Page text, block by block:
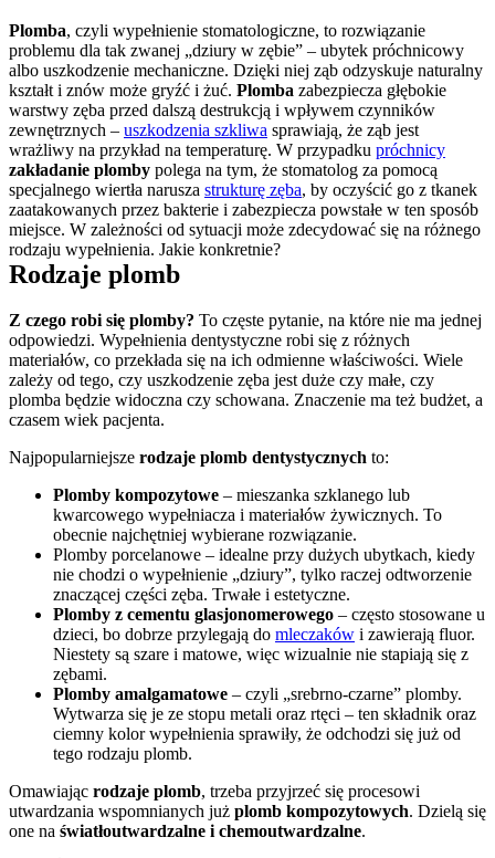
Plomba, czyli wypełnienie stomatologiczne, to rozwiązanie
problemu dla tak zwanej „dziury w zębie” – ubytek próchnicowy
albo uszkodzenie mechaniczne. Dzięki niej ząb odzyskuje naturalny
kształt i znów może gryźć i żuć. Plomba zabezpiecza głębokie
warstwy zęba przed dalszą destrukcją i wpływem czynników
zewnętrznych – uszkodzenia szkliwa sprawiają, że ząb jest
wrażliwy na przykład na temperaturę. W przypadku próchnicy
zakładanie plomby polega na tym, że stomatolog za pomocą
specjalnego wiertła narusza strukturę zęba, by oczyścić go z tkanek
zaatakowanych przez bakterie i zabezpiecza powstałe w ten sposób
miejsce. W zależności od sytuacji może zdecydować się na różnego
rodzaju wypełnienia. Jakie konkretnie?
Rodzaje plomb
Z czego robi się plomby? To częste pytanie, na które nie ma jednej
odpowiedzi. Wypełnienia dentystyczne robi się z różnych
materiałów, co przekłada się na ich odmienne właściwości. Wiele
zależy od tego, czy uszkodzenie zęba jest duże czy małe, czy
plomba będzie widoczna czy schowana. Znaczenie ma też budżet, a
czasem wiek pacjenta.
Najpopularniejsze rodzaje plomb dentystycznych to:
Plomby kompozytowe – mieszanka szklanego lub
kwarcowego wypełniacza i materiałów żywicznych. To
obecnie najchętniej wybierane rozwiązanie.
Plomby porcelanowe – idealne przy dużych ubytkach, kiedy
nie chodzi o wypełnienie „dziury”, tylko raczej odtworzenie
znaczącej części zęba. Trwałe i estetyczne.
Plomby z cementu glasjonomerowego – często stosowane u
dzieci, bo dobrze przylegają do mleczaków i zawierają fluor.
Niestety są szare i matowe, więc wizualnie nie stapiają się z
zębami.
Plomby amalgamatowe – czyli „srebrno-czarne” plomby.
Wytwarza się je ze stopu metali oraz rtęci – ten składnik oraz
ciemny kolor wypełnienia sprawiły, że odchodzi się już od
tego rodzaju plomb.
Omawiając rodzaje plomb, trzeba przyjrzeć się procesowi
utwardzania wspomnianych już plomb kompozytowych. Dzielą się
one na światłoutwardzalne i chemoutwardzalne.